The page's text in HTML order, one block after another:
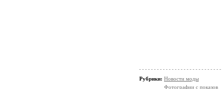
Рубрики: Новости моды
Фотографии с показов